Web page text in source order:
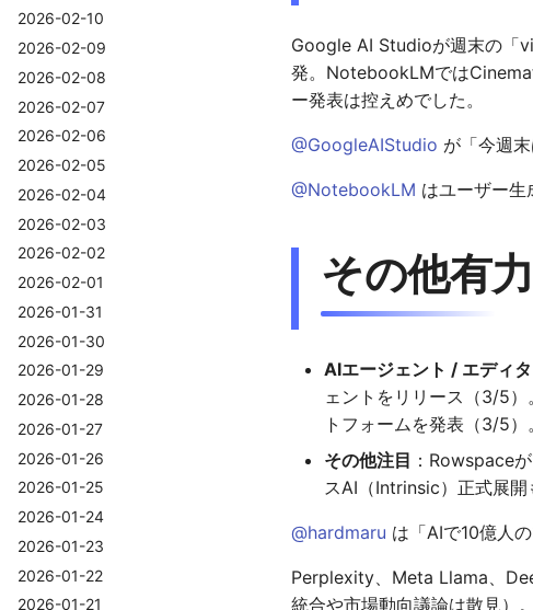
2026-02-10
2026-02-09
2026-02-08
2026-02-07
2026-02-06
2026-02-05
2026-02-04
2026-02-03
2026-02-02
2026-02-01
2026-01-31
2026-01-30
2026-01-29
2026-01-28
2026-01-27
2026-01-26
2026-01-25
2026-01-24
2026-01-23
2026-01-22
2026-01-21
Google AI Studioが週末の「
発。NotebookLMでは
ー発表は控えめでした。
@GoogleAIStudio が「今週
@NotebookLM はユーザー生
その他有
AIエージェント / エディ
ェントをリリース（3/5
トフォームを発表（3/5
その他注目 ：Rowspace
スAI（Intrinsic）正式展開
@hardmaru は「AIで10億人
Perplexity、Meta Llama、
統合や市場動向議論は散見）